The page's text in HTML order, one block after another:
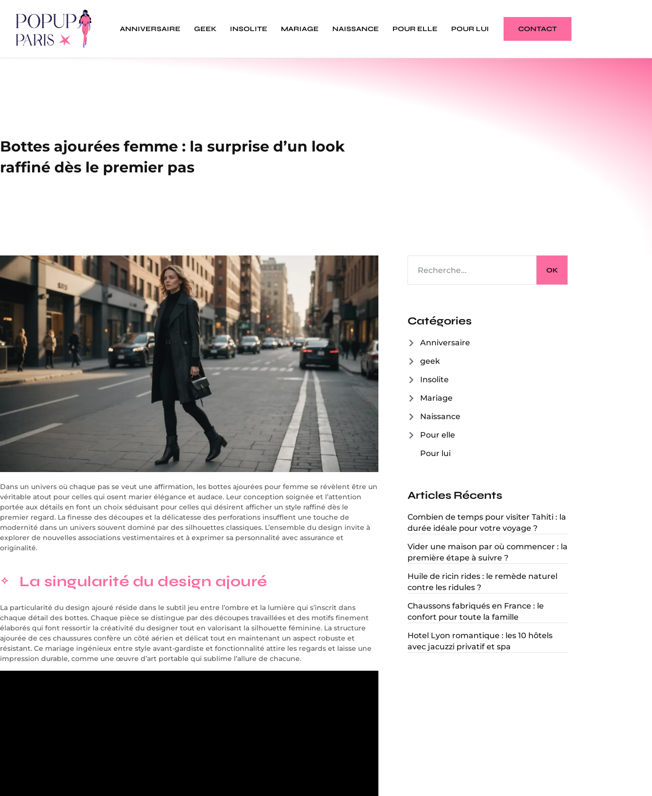
ANNIVERSAIRE GEEK INSOLITE MARIAGE NAISSANCE POUR ELLE POUR LUI CONTACT
Bottes ajourées femme : la surprise d’un look
raffiné dès le premier pas
Dans un univers où chaque pas se veut une affirmation, les bottes ajourées pour femme se révèlent être un
véritable atout pour celles qui osent marier élégance et audace. Leur conception soignée et l’attention
portée aux détails en font un choix séduisant pour celles qui désirent afficher un style raffiné dès le
premier regard. La finesse des découpes et la délicatesse des perforations insufflent une touche de
modernité dans un univers souvent dominé par des silhouettes classiques. L’ensemble du design invite à
explorer de nouvelles associations vestimentaires et à exprimer sa personnalité avec assurance et
originalité.
La singularité du design ajouré
La particularité du design ajouré réside dans le subtil jeu entre l’ombre et la lumière qui s’inscrit dans
chaque détail des bottes. Chaque pièce se distingue par des découpes travaillées et des motifs finement
élaborés qui font ressortir la créativité du designer tout en valorisant la silhouette féminine. La structure
ajourée de ces chaussures confère un côté aérien et délicat tout en maintenant un aspect robuste et
résistant. Ce mariage ingénieux entre style avant-gardiste et fonctionnalité attire les regards et laisse une
impression durable, comme une œuvre d’art portable qui sublime l’allure de chacune.
OK
Catégories
Anniversaire
geek
Insolite
Mariage
Naissance
Pour elle
Pour lui
Articles Récents
Combien de temps pour visiter Tahiti : la
durée idéale pour votre voyage ?
Vider une maison par où commencer : la
première étape à suivre ?
Huile de ricin rides : le remède naturel
contre les ridules ?
Chaussons fabriqués en France : le
confort pour toute la famille
Hotel Lyon romantique : les 10 hôtels
avec jacuzzi privatif et spa